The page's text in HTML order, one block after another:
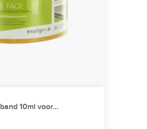
10ml voor...